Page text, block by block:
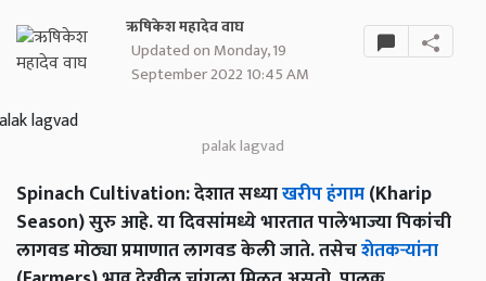
ऋषिकेश महादेव वाघ
Updated on Monday, 19
September 2022 10:45 AM
palak lagvad
Spinach Cultivation: देशात सध्याखरीप हंगाम(Kharip
Season) सुरु आहे. या दिवसांमध्ये भारतात पालेभाज्या पिकांची
लागवड मोठ्या प्रमाणात लागवड केली जाते. तसेचशेतकऱ्यांना